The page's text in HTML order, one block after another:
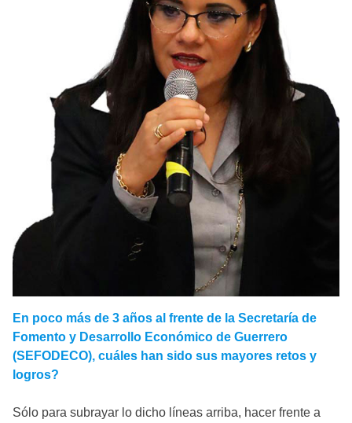
En poco más de 3 años al frente de la Secretaría de
Fomento y Desarrollo Económico de Guerrero
(SEFODECO), cuáles han sido sus mayores retos y
logros?
Sólo para subrayar lo dicho líneas arriba, hacer frente a